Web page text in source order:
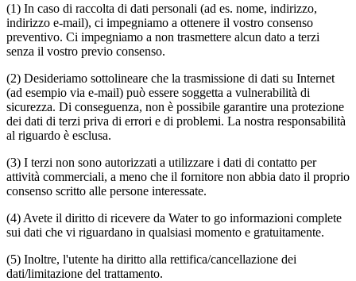
(1) In caso di raccolta di dati personali (ad es. nome, indirizzo,
indirizzo e-mail), ci impegniamo a ottenere il vostro consenso
preventivo. Ci impegniamo a non trasmettere alcun dato a terzi
senza il vostro previo consenso.
(2) Desideriamo sottolineare che la trasmissione di dati su Internet
(ad esempio via e-mail) può essere soggetta a vulnerabilità di
sicurezza. Di conseguenza, non è possibile garantire una protezione
dei dati di terzi priva di errori e di problemi. La nostra responsabilità
al riguardo è esclusa.
(3) I terzi non sono autorizzati a utilizzare i dati di contatto per
attività commerciali, a meno che il fornitore non abbia dato il proprio
consenso scritto alle persone interessate.
(4) Avete il diritto di ricevere da Water to go informazioni complete
sui dati che vi riguardano in qualsiasi momento e gratuitamente.
(5) Inoltre, l'utente ha diritto alla rettifica/cancellazione dei
dati/limitazione del trattamento.